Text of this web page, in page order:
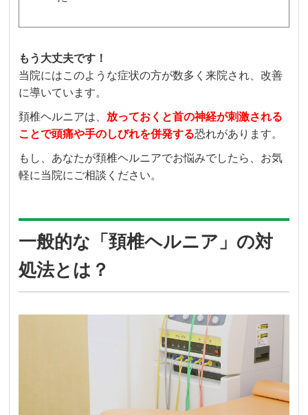
もう大丈夫です！
当院にはこのような症状の方が数多く来院され、改善
に導いています。
頚椎ヘルニアは、 放っておくと首の神経が刺激される
ことで頭痛や手のしびれを併発する恐れがあります。
もし、あなたが頚椎ヘルニアでお悩みでしたら、お気
軽に当院にご相談ください。
一般的な「頚椎ヘルニア」の対
処法とは？